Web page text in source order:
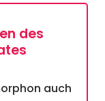
des
auch